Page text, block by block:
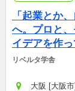
「起業とか
へ。プロと
イデアを作っ
リベルタ学舎
大阪 [大阪